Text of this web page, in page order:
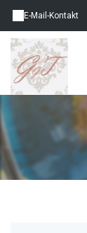
E-Mail-Kontakt